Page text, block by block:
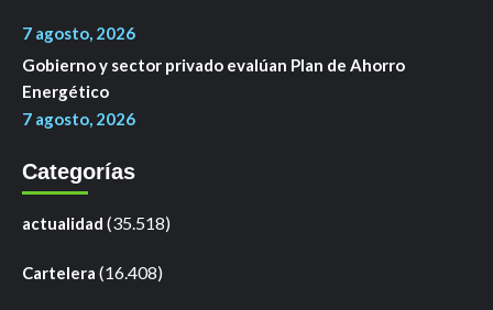
7 agosto, 2026
Gobierno y sector privado evalúan Plan de Ahorro
Energético
7 agosto, 2026
Categorías
actualidad (35.518)
Cartelera (16.408)